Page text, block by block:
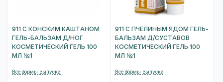
911 С КОНСКИМ КАШТАНОМ
ГЕЛЬ-БАЛЬЗАМ Д/НОГ
КОСМЕТИЧЕСКИЙ ГЕЛЬ 100
МЛ №1
Все формы выпуска
911 С ПЧЕЛИНЫМ ЯДОМ ГЕЛЬ-
БАЛЬЗАМ Д/СУСТАВОВ
КОСМЕТИЧЕСКИЙ ГЕЛЬ 100
МЛ №1
Все формы выпуска